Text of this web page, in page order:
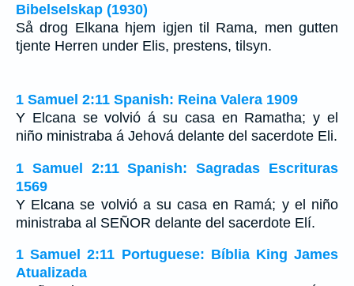
Bibelselskap (1930)
Så drog Elkana hjem igjen til Rama, men gutten
tjente Herren under Elis, prestens, tilsyn.
1 Samuel 2:11 Spanish: Reina Valera 1909
Y Elcana se volvió á su casa en Ramatha; y el
niño ministraba á Jehová delante del sacerdote Eli.
1 Samuel 2:11 Spanish: Sagradas Escrituras
1569
Y Elcana se volvió a su casa en Ramá; y el niño
ministraba al SEÑOR delante del sacerdote Elí.
1 Samuel 2:11 Portuguese: Bíblia King James
Atualizada